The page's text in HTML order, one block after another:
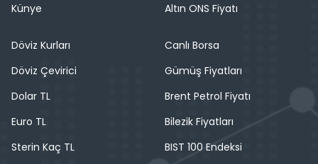
Künye
Altın ONS Fiyatı
Döviz Kurları
Döviz Çevirici
Dolar TL
Euro TL
Sterin Kaç TL
Canlı Borsa
Gümüş Fiyatları
Brent Petrol Fiyatı
Bilezik Fiyatları
BIST 100 Endeksi